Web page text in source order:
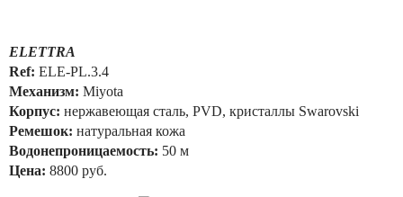
ELETTRA
Ref: ELE-PL.3.4
Механизм: Miyota
Корпус: нержавеющая сталь, PVD, кристаллы Swarovski
Ремешок: натуральная кожа
Водонепроницаемость: 50 м
Цена: 8800 руб.